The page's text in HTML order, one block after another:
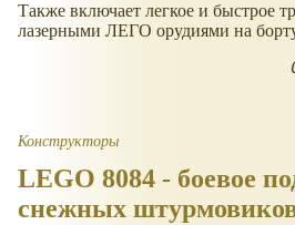
Также включает легкое и быстрое
лазерными ЛЕГО орудиями на
Конструкторы
LEGO 8084 - боевое
снежных